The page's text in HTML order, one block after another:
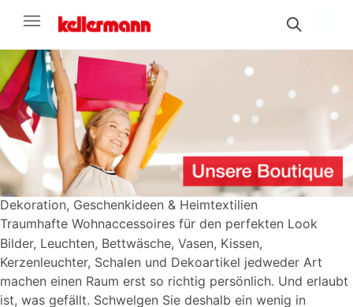
Dekoration, Geschenkideen & Heimtextilien
Traumhafte Wohnaccessoires für den perfekten Look
Bilder, Leuchten, Bettwäsche, Vasen, Kissen,
Kerzenleuchter, Schalen und Dekoartikel jedweder Art
machen einen Raum erst so richtig persönlich. Und erlaubt
ist, was gefällt. Schwelgen Sie deshalb ein wenig in